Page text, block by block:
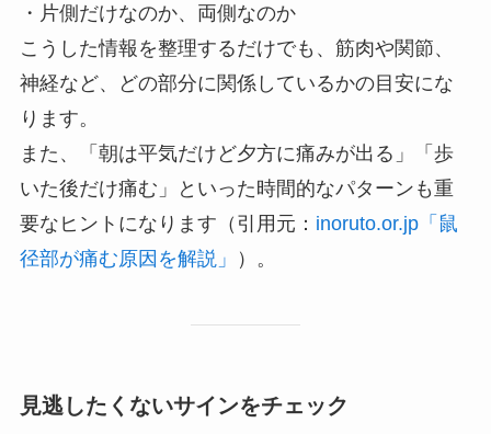
・片側だけなのか、両側なのか
こうした情報を整理するだけでも、筋肉や関節、
神経など、どの部分に関係しているかの目安にな
ります。
また、「朝は平気だけど夕方に痛みが出る」「歩
いた後だけ痛む」といった時間的なパターンも重
要なヒントになります（引用元： inoruto.or.jp「鼠
径部が痛む原因を解説」
）。
見逃したくないサインをチェック